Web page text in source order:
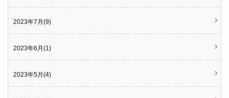
2023年7月(9)
2023年6月(1)
2023年5月(4)